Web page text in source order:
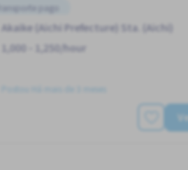
Transporte pago
Akaike (Aichi Prefecture) Sta. (Aichi)
1,000 - 1,250/hour